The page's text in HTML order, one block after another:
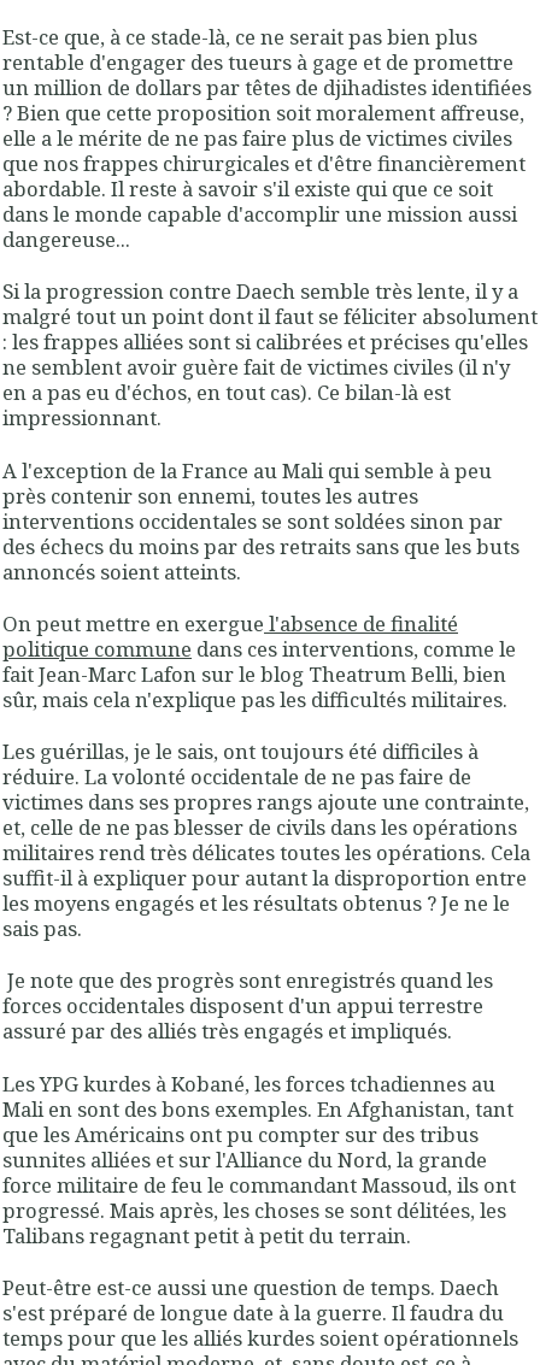
Est-ce que, à ce stade-là, ce ne serait pas bien plus
rentable d'engager des tueurs à gage et de promettre
un million de dollars par têtes de djihadistes identifiées
? Bien que cette proposition soit moralement affreuse,
elle a le mérite de ne pas faire plus de victimes civiles
que nos frappes chirurgicales et d'être financièrement
abordable. Il reste à savoir s'il existe qui que ce soit
dans le monde capable d'accomplir une mission aussi
dangereuse...
Si la progression contre Daech semble très lente, il y a
malgré tout un point dont il faut se féliciter absolument
: les frappes alliées sont si calibrées et précises qu'elles
ne semblent avoir guère fait de victimes civiles (il n'y
en a pas eu d'échos, en tout cas). Ce bilan-là est
impressionnant.
A l'exception de la France au Mali qui semble à peu
près contenir son ennemi, toutes les autres
interventions occidentales se sont soldées sinon par
des échecs du moins par des retraits sans que les buts
annoncés soient atteints.
On peut mettre en exergue l'absence de finalité
politique commune dans ces interventions, comme le
fait Jean-Marc Lafon sur le blog Theatrum Belli, bien
sûr, mais cela n'explique pas les difficultés militaires.
Les guérillas, je le sais, ont toujours été difficiles à
réduire. La volonté occidentale de ne pas faire de
victimes dans ses propres rangs ajoute une contrainte,
et, celle de ne pas blesser de civils dans les opérations
militaires rend très délicates toutes les opérations. Cela
suffit-il à expliquer pour autant la disproportion entre
les moyens engagés et les résultats obtenus ? Je ne le
sais pas.
Je note que des progrès sont enregistrés quand les
forces occidentales disposent d'un appui terrestre
assuré par des alliés très engagés et impliqués.
Les YPG kurdes à Kobané, les forces tchadiennes au
Mali en sont des bons exemples. En Afghanistan, tant
que les Américains ont pu compter sur des tribus
sunnites alliées et sur l'Alliance du Nord, la grande
force militaire de feu le commandant Massoud, ils ont
progressé. Mais après, les choses se sont délitées, les
Talibans regagnant petit à petit du terrain.
Peut-être est-ce aussi une question de temps. Daech
s'est préparé de longue date à la guerre. Il faudra du
temps pour que les alliés kurdes soient opérationnels